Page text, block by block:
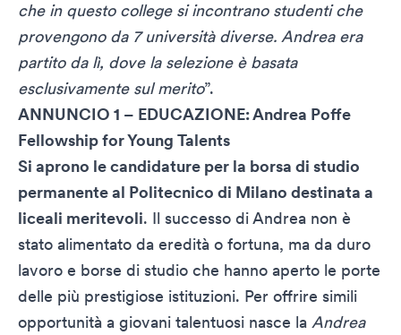
che in questo college si incontrano studenti che
provengono da 7 università diverse. Andrea era
partito da lì, dove la selezione è basata
esclusivamente sul merito”.
ANNUNCIO 1 – EDUCAZIONE: Andrea Poffe
Fellowship for Young Talents
Si aprono le candidature per la borsa di studio
permanente al Politecnico di Milano destinata a
liceali meritevoli. Il successo di Andrea non è
stato alimentato da eredità o fortuna, ma da duro
lavoro e borse di studio che hanno aperto le porte
delle più prestigiose istituzioni. Per offrire simili
opportunità a giovani talentuosi nasce la Andrea